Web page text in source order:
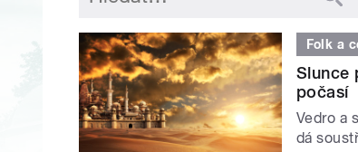
Folk a
Slunce
počasí
Vedro a
dá